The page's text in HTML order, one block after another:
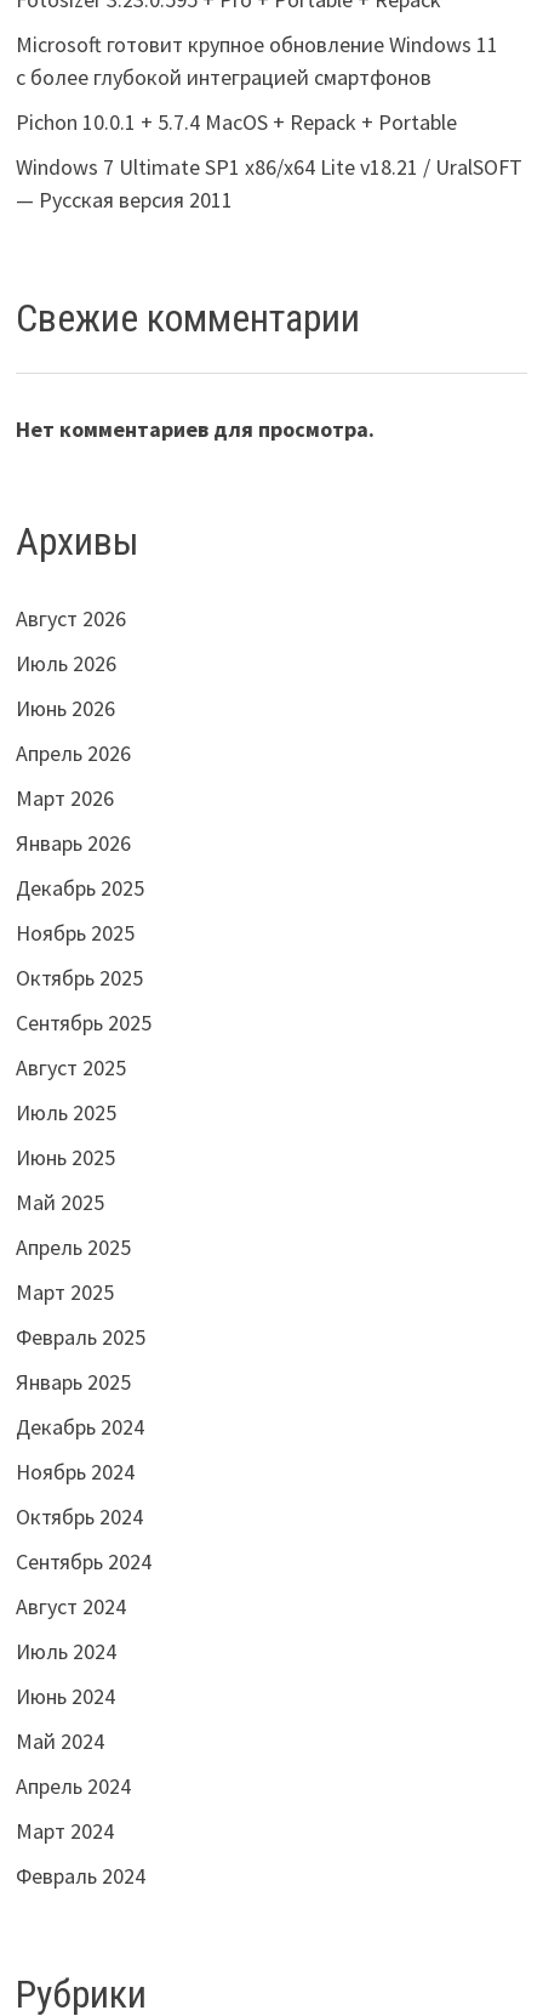
Microsoft готовит крупное обновление Windows 11
с более глубокой интеграцией смартфонов
Pichon 10.0.1 + 5.7.4 MacOS + Repack + Portable
Windows 7 Ultimate SP1 x86/x64 Lite v18.21 / UralSOFT
— Русская версия 2011
Свежие комментарии
Нет комментариев для просмотра.
Архивы
Август 2026
Июль 2026
Июнь 2026
Апрель 2026
Март 2026
Январь 2026
Декабрь 2025
Ноябрь 2025
Октябрь 2025
Сентябрь 2025
Август 2025
Июль 2025
Июнь 2025
Май 2025
Апрель 2025
Март 2025
Февраль 2025
Январь 2025
Декабрь 2024
Ноябрь 2024
Октябрь 2024
Сентябрь 2024
Август 2024
Июль 2024
Июнь 2024
Май 2024
Апрель 2024
Март 2024
Февраль 2024
Рубрики